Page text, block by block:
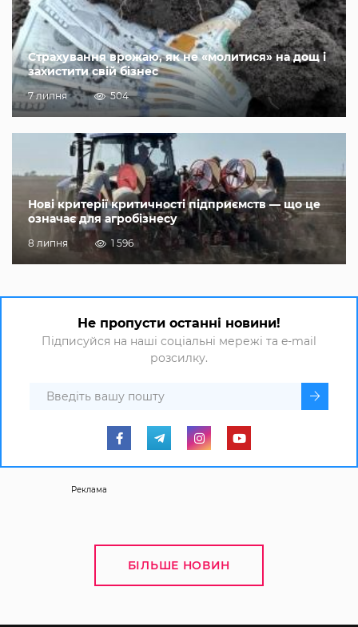
Страхування врожаю, як не «молитися» на дощ і
захистити свій бізнес
7 липня 504
Нові критерії критичності підприємств — що це
означає для агробізнесу
8 липня 1 596
Не пропусти останні новини!
Підписуйся на наші соціальні мережі та e-mail
розсилку.
Реклама
БІЛЬШЕ НОВИН